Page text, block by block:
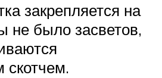
закрепляется на
не было засветов,